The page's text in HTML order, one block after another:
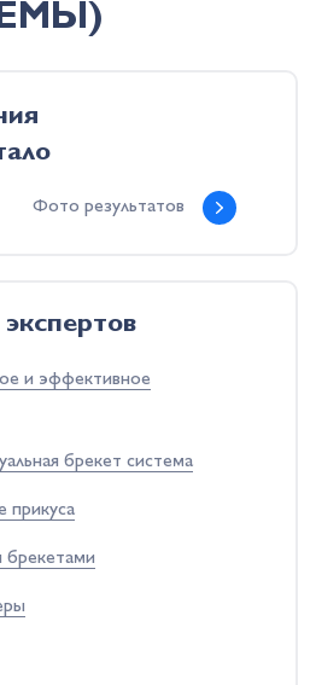
Фото результатов
и эффективное
брекет система
прикуса
брекетами